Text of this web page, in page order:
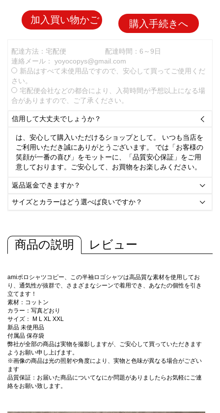
加入買い物かご 購入手続きへ
配達方法：宅配便
配達時間：6～9日
連絡メール： yoyocopys@gmail.com
新品はすべて未使用品ですので、安心して買ってご使用くだ
さい。
宅配便会社などの都合により、入荷時間が予想以上になる場
合がありますので、ご了承ください。
信用して大丈夫でしょうか？ 
は、安心して購入いただけるショップとして。 いつも当店を
ご利用いただき誠にありがとうございます。 では「お客様の
笑顔が一番の喜び」をモットーに、「品質安心保証」をご用
意しております。ご安心して、お買物をお楽しみください。
返品返金できますか？ 
サイズとカラーはどう選べば良いですか？ 
商品の説明 レビュー
amiポロシャツコピー、この半袖ロゴシャツは高品質な素材を使用してお
り、通気性が抜群で、さまざまなシーンで着用でき、あなたの個性を引き
立てます！
素材：コットン
カラー：写真どおり
サイズ： M L XL XXL
新品 未使用品
付属品 保存袋
弊社が全部の商品は実物を撮影しますが、ご安心して買っていただきます
ようお願い申し上げます。
※画像の商品は光の照射や角度により、実物と色味が異なる場合がござい
ます
品質保証：お届いた商品についてなにか問題がありましたらお気軽にご連
絡をお願い致します。